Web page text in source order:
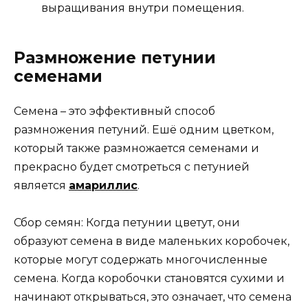
выращивания внутри помещения.
Размножение петунии
семенами
Семена – это эффективный способ
размножения петуний. Ешё одним цветком,
который также размножается семенами и
прекрасно будет смотреться с петунией
является амариллис.
Сбор семян: Когда петунии цветут, они
образуют семена в виде маленьких коробочек,
которые могут содержать многочисленные
семена. Когда коробочки становятся сухими и
начинают открываться, это означает, что семена